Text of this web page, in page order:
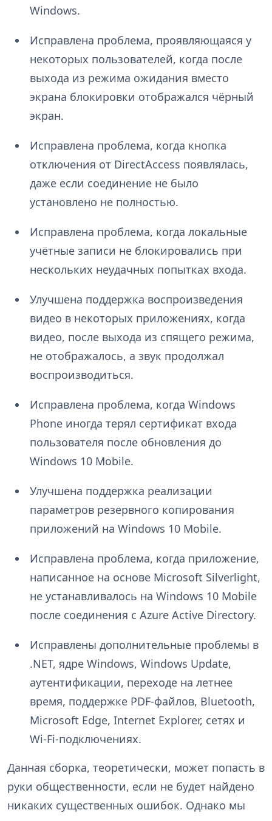
Windows.
Исправлена проблема, проявляющаяся у
некоторых пользователей, когда после
выхода из режима ожидания вместо
экрана блокировки отображался чёрный
экран.
Исправлена проблема, когда кнопка
отключения от DirectAccess появлялась,
даже если соединение не было
установлено не полностью.
Исправлена проблема, когда локальные
учётные записи не блокировались при
нескольких неудачных попытках входа.
Улучшена поддержка воспроизведения
видео в некоторых приложениях, когда
видео, после выхода из спящего режима,
не отображалось, а звук продолжал
воспроизводиться.
Исправлена проблема, когда Windows
Phone иногда терял сертификат входа
пользователя после обновления до
Windows 10 Mobile.
Улучшена поддержка реализации
параметров резервного копирования
приложений на Windows 10 Mobile.
Исправлена проблема, когда приложение,
написанное на основе Microsoft Silverlight,
не устанавливалось на Windows 10 Mobile
после соединения с Azure Active Directory.
Исправлены дополнительные проблемы в
.NET, ядре Windows, Windows Update,
аутентификации, переходе на летнее
время, поддержке PDF-файлов, Bluetooth,
Microsoft Edge, Internet Explorer, сетях и
Wi-Fi-подключениях.
Данная сборка, теоретически, может попасть в
руки общественности, если не будет найдено
никаких существенных ошибок. Однако мы